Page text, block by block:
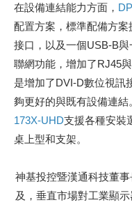
在設備連結能力方面，
配置方案，標準配備方
接口，以及一個USB-B
聯網功能，增加了RJ45
是增加了DVI-D數位視訊
夠更好的與既有設備連結
173X-UHD支援各種安裝
桌上型和支架。
神基投控暨漢通科技董
及，垂直市場對工業顯